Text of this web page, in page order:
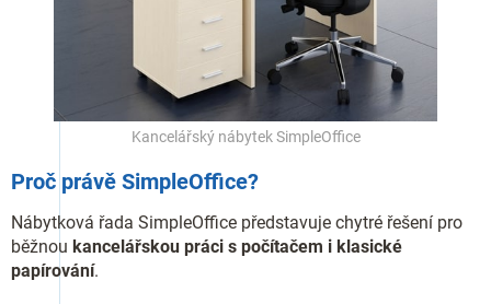
Kancelářský nábytek SimpleOffice
Proč právě SimpleOffice?
Nábytková řada SimpleOffice představuje chytré řešení pro
běžnou kancelářskou práci s počítačem i klasické
papírování.